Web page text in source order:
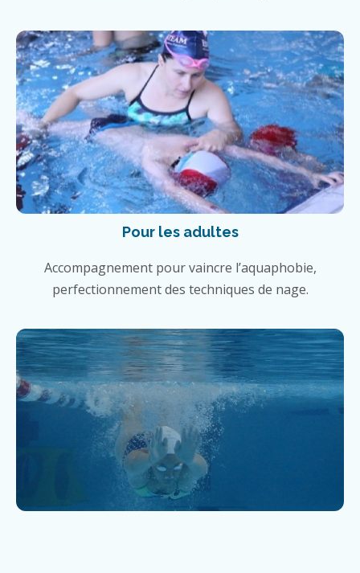
Pour les adultes
Accompagnement pour vaincre l’aquaphobie,
perfectionnement des techniques de nage.